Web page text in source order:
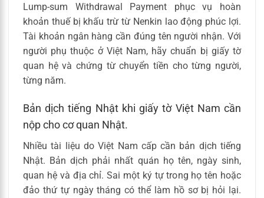
Lump-sum Withdrawal Payment phục vụ hoàn
khoản thuế bị khấu trừ từ Nenkin lao động phúc lợi.
Tài khoản ngân hàng cần đúng tên người nhận. Với
người phụ thuộc ở Việt Nam, hãy chuẩn bị giấy tờ
quan hệ và chứng từ chuyển tiền cho từng người,
từng năm.
Bản dịch tiếng Nhật khi giấy tờ Việt Nam cần
nộp cho cơ quan Nhật.
Nhiều tài liệu do Việt Nam cấp cần bản dịch tiếng
Nhật. Bản dịch phải nhất quán họ tên, ngày sinh,
quan hệ và địa chỉ. Sai một ký tự trong họ tên hoặc
đảo thứ tự ngày tháng có thể làm hồ sơ bị hỏi lại.